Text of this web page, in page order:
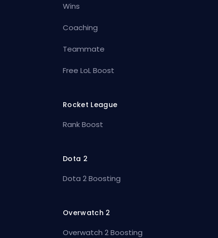
Wins
Coaching
Teammate
Free LoL Boost
Rocket League
Rank Boost
Dota 2
Dota 2 Boosting
Overwatch 2
Overwatch 2 Boosting